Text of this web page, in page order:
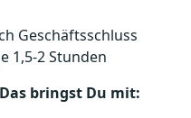
Geschäftsschluss
1,5-2 Stunden
bringst Du mit: